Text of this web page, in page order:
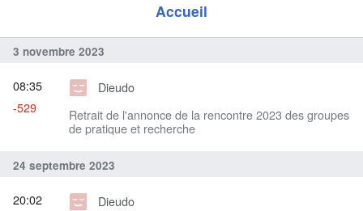
Accueil
3 novembre 2023
Dieudo
Retrait de l'annonce de la rencontre 2023 des groupes
de pratique et recherche
08:35
-529
24 septembre 2023
Dieudo
20:02